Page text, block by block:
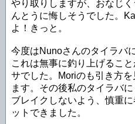
やり取りしますが、おなじ
んとうに悔しそうでした。
よ！きっと。
今度はNunoさんのタイラバ
これは無事に釣り上げるこ
サでした。Moriのも引き方
ます。その後私のタイラバ
ブレイクしないよう、慎重
ットできました。